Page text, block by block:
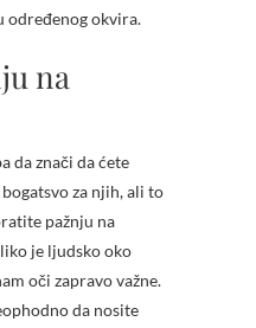
određenog okvira.
na
da znači da ćete
za njih, ali to
pažnju na
je ljudsko oko
oči zapravo važne.
da nosite